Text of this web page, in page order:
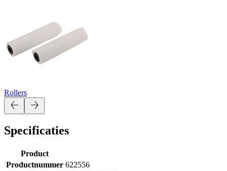
Rollers
Specificaties
Product
Productnummer 622556